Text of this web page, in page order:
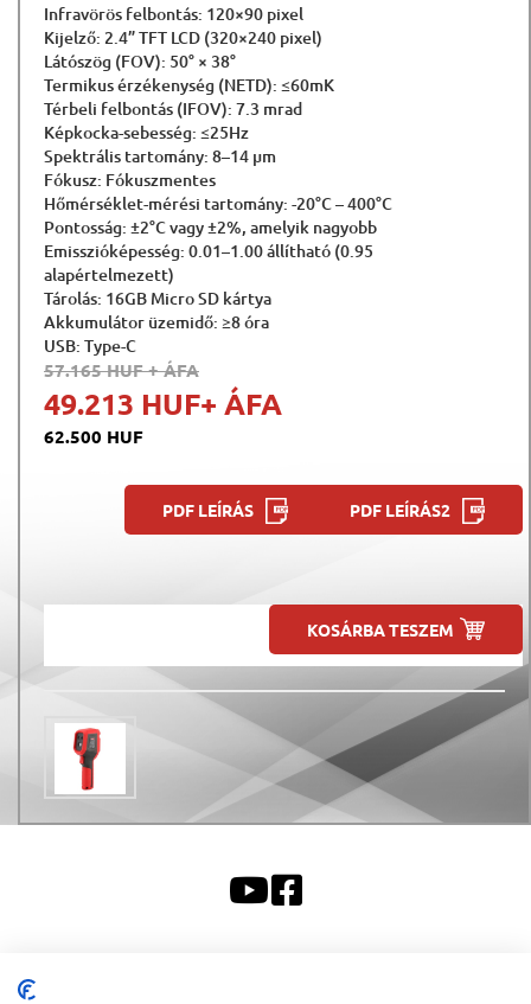
Infravörös felbontás: 120×90 pixel
Kijelző: 2.4” TFT LCD (320×240 pixel)
Látószög (FOV): 50° × 38°
Termikus érzékenység (NETD): ≤60mK
Térbeli felbontás (IFOV): 7.3 mrad
Képkocka-sebesség: ≤25Hz
Spektrális tartomány: 8–14 µm
Fókusz: Fókuszmentes
Hőmérséklet-mérési tartomány: -20°C – 400°C
Pontosság: ±2°C vagy ±2%, amelyik nagyobb
Emisszióképesség: 0.01–1.00 állítható (0.95
alapértelmezett)
Tárolás: 16GB Micro SD kártya
Akkumulátor üzemidő: ≥8 óra
USB: Type-C
57.165 HUF+ ÁFA
49.213 HUF+ ÁFA
62.500 HUF
PDF LEÍRÁS PDF LEÍRÁS2
KOSÁRBA TESZEM